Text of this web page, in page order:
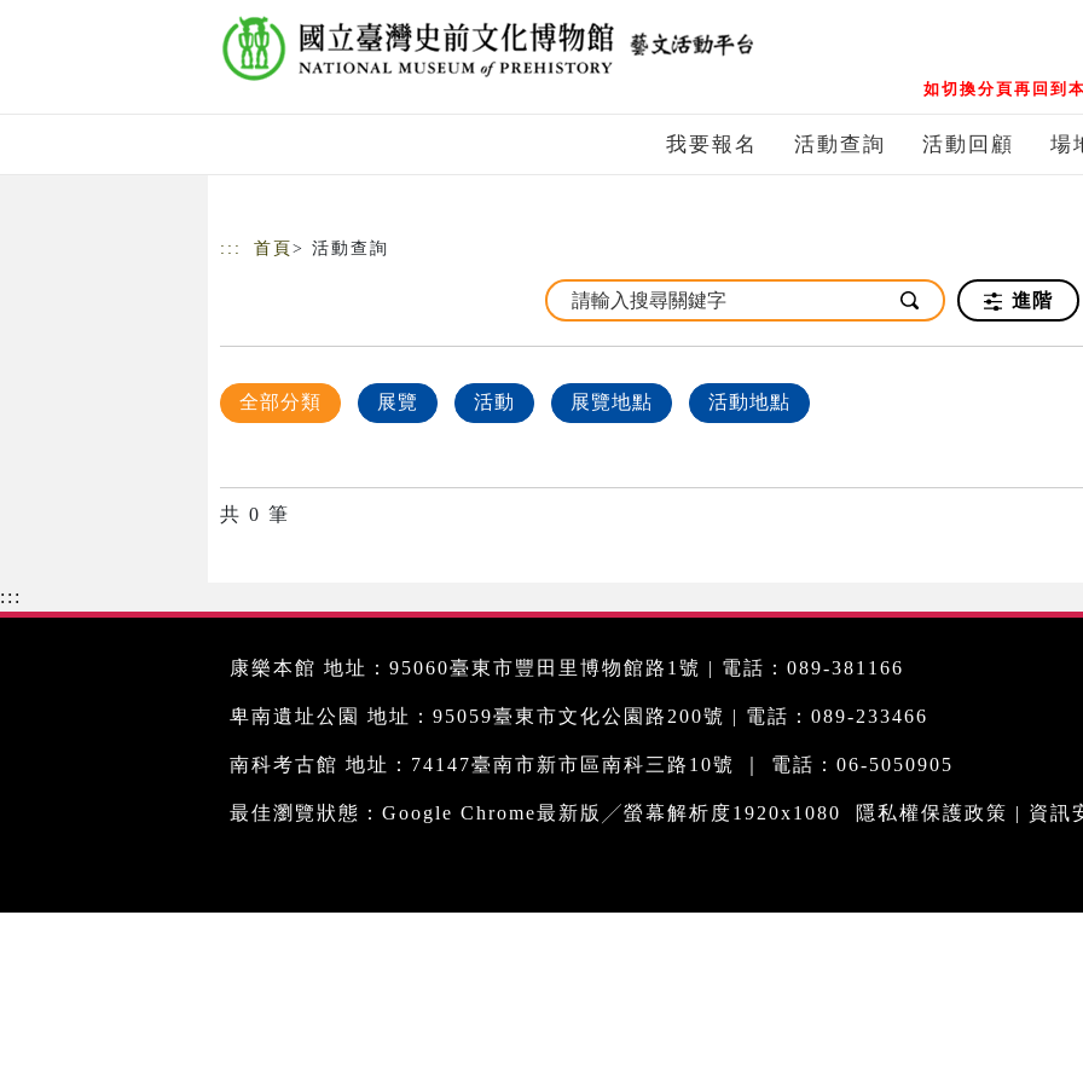
如切換分頁再回到
我要報名 活動查詢 活動回顧 場
::: 首頁 > 活動查詢
進階
全部分類 展覽 活動 展覽地點 活動地點
共 0 筆
:::
康樂本館 地址：95060臺東市豐田里博物館路1號 | 電話：089-381166
卑南遺址公園 地址：95059臺東市文化公園路200號 | 電話：089-233466
南科考古館 地址：74147臺南市新市區南科三路10號 ｜ 電話：06-5050905
最佳瀏覽狀態：Google Chrome最新版╱螢幕解析度1920x1080 隱私權保護政策 | 資訊